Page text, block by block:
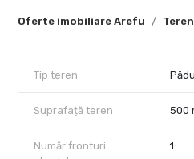
Oferte imobiliare Arefu
case de vacanță
folosință pădure)
pentru o dezvoltare rapidă și ușoară
Deschidere stradală: Deschidere
Apropiere obiective majore:
Tip teren
Suprafață teren 500
Număr fronturi
1